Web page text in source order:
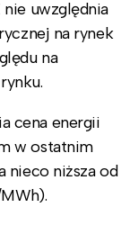
uwzględnia
na rynek
na
cena energii
w ostatnim
nieco niższa od